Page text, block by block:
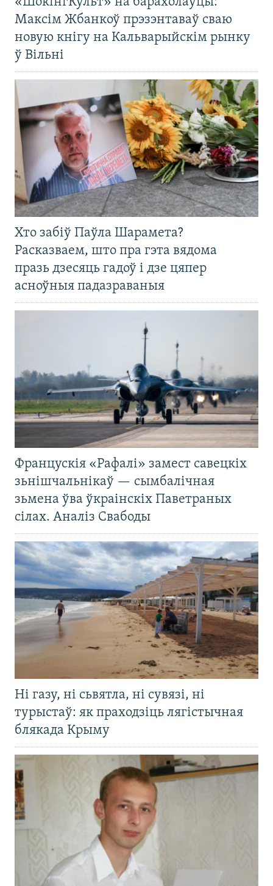
Максім Жбанкоў прэзэнтаваў сваю
новую кнігу на Кальварыйскім рынку
ў Вільні
Хто забіў Паўла Шарамета?
Расказваем, што пра гэта вядома
празь дзесяць гадоў і дзе цяпер
асноўныя падазраваныя
Францускія «Рафалі» замест савецкіх
зьнішчальнікаў — сымбалічная
зьмена ўва ўкраінскіх Паветраных
сілах. Аналіз Свабоды
Ні газу, ні сьвятла, ні сувязі, ні
турыстаў: як праходзіць лягістычная
блякада Крыму